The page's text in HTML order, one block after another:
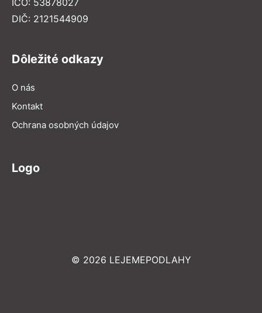
DIČ: 2121544909
Dôležité odkazy
O nás
Kontakt
Ochrana osobných údajov
Logo
© 2026 LEJEMEPODLAHY